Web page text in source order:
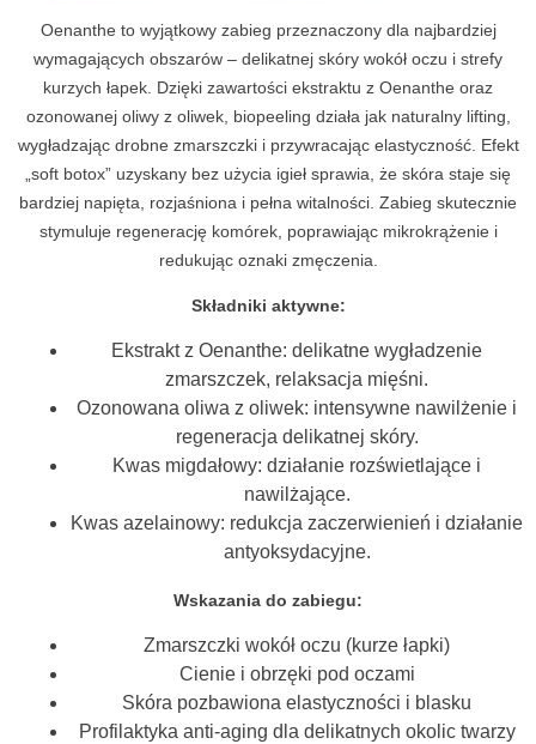
Oenanthe to wyjątkowy zabieg przeznaczony dla najbardziej
wymagających obszarów – delikatnej skóry wokół oczu i strefy
kurzych łapek. Dzięki zawartości ekstraktu z Oenanthe oraz
ozonowanej oliwy z oliwek, biopeeling działa jak naturalny lifting,
wygładzając drobne zmarszczki i przywracając elastyczność. Efekt
„soft botox” uzyskany bez użycia igieł sprawia, że skóra staje się
bardziej napięta, rozjaśniona i pełna witalności. Zabieg skutecznie
stymuluje regenerację komórek, poprawiając mikrokrążenie i
redukując oznaki zmęczenia.
Składniki aktywne:
Ekstrakt z Oenanthe: delikatne wygładzenie
zmarszczek, relaksacja mięśni.
Ozonowana oliwa z oliwek: intensywne nawilżenie i
regeneracja delikatnej skóry.
Kwas migdałowy: działanie rozświetlające i
nawilżające.
Kwas azelainowy: redukcja zaczerwienień i działanie
antyoksydacyjne.
Wskazania do zabiegu:
Zmarszczki wokół oczu (kurze łapki)
Cienie i obrzęki pod oczami
Skóra pozbawiona elastyczności i blasku
Profilaktyka anti-aging dla delikatnych okolic twarzy